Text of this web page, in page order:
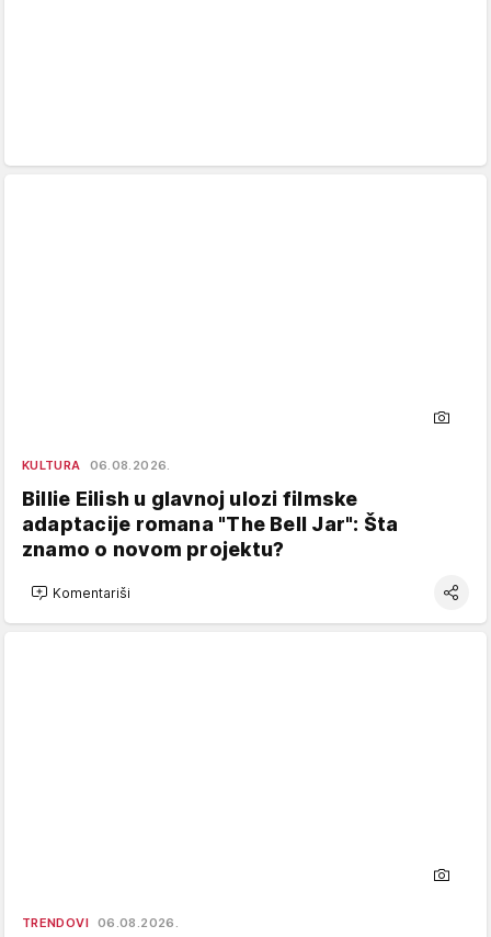
KULTURA 06.08.2026.
Billie Eilish u glavnoj ulozi filmske
adaptacije romana "The Bell Jar": Šta
znamo o novom projektu?
Komentariši
TRENDOVI 06.08.2026.